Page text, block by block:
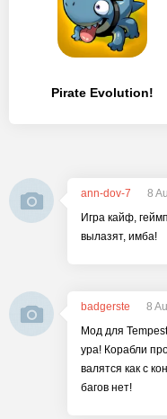
Pirate Evolution!
ann-dov-7
8
Игра кайф,
вылазят, имба!
badgerste
8
Мод для
ура! Корабли
валятся как с
багов нет!